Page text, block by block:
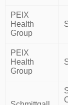
PEIX
Health
Group
PEIX
Health
Group